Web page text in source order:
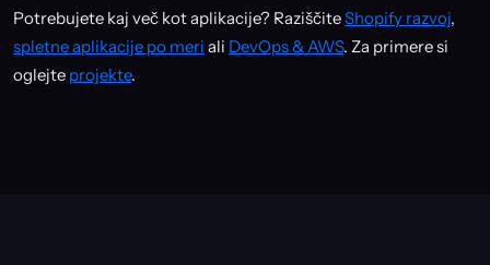
Potrebujete kaj več kot aplikacije? RaziščiteShopify razvoj,
spletne aplikacije po meri ali DevOps & AWS. Za primere si
oglejte projekte.